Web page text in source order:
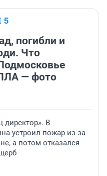
5
погибли и
Что
— фото
директор». В
устроил пожар из-за
а потом отказался